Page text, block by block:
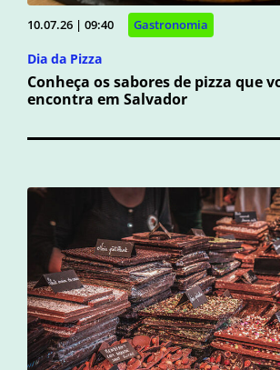
10.07.26 | 09:40 Gastronomia
Dia da Pizza
Conheça os sabores de pizza que
encontra em Salvador